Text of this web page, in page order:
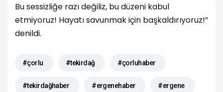
Bu sessizliğe razı değiliz, bu düzeni kabul
etmiyoruz! Hayatı savunmak için başkaldırıyoruz!”
denildi.
#çorlu #tekirdağ #çorluhaber
#tekirdağhaber #ergenehaber #ergene